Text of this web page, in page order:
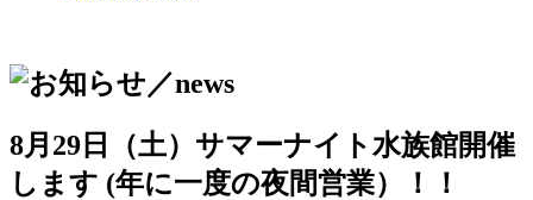
8月29日（土）サマーナイト水族館開催
します (年に一度の夜間営業）！！